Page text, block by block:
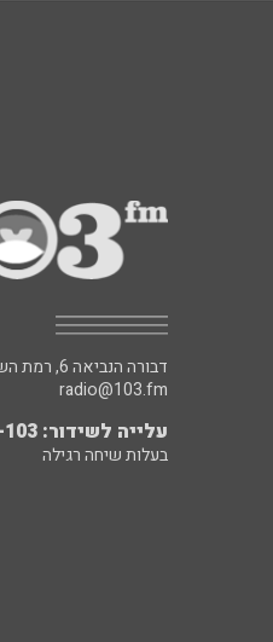
דבורה הנביאה 6, רמת השרון
radio@103.fm
עלייה לשידור: 0552-103-103
בעלות שיחה רגילה